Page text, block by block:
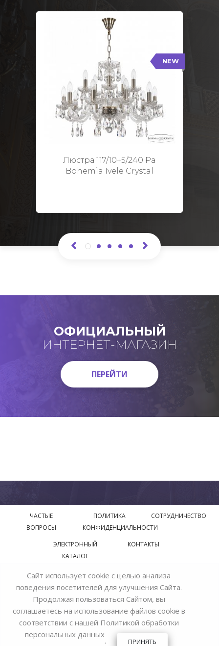
NEW
Люстра 117/10+5/240 Pa
Bohemia Ivele Crystal
117/10+5/240 Pa
Тип: Стеклянный рожок
Цвет арматуры: Патина/
Кол-во ламп: 15
Диаметр: 70 см
ОФИЦИАЛЬНЫЙ
ИНТЕРНЕТ-МАГАЗИН
ПЕРЕЙТИ
ПЕРЕЙТИ
ЧАСТЫЕ
ВОПРОСЫ
ПОЛИТИКА
КОНФИДЕНЦИАЛЬНОСТИ
СОТРУДНИЧЕСТВО
ЭЛЕКТРОННЫЙ
КАТАЛОГ
КОНТАКТЫ
© 2018—2026 Официальный сайт завода производителя
Bohemia Ivele Crystal
Сайт использует cookie с целью анализа
поведения посетителей для улучшения Сайта.
Продолжая пользоваться Сайтом, вы
соглашаетесь на использование файлов cookie в
соответствии с нашей Политикой обработки
персональных данных
. ПРИНЯТЬ